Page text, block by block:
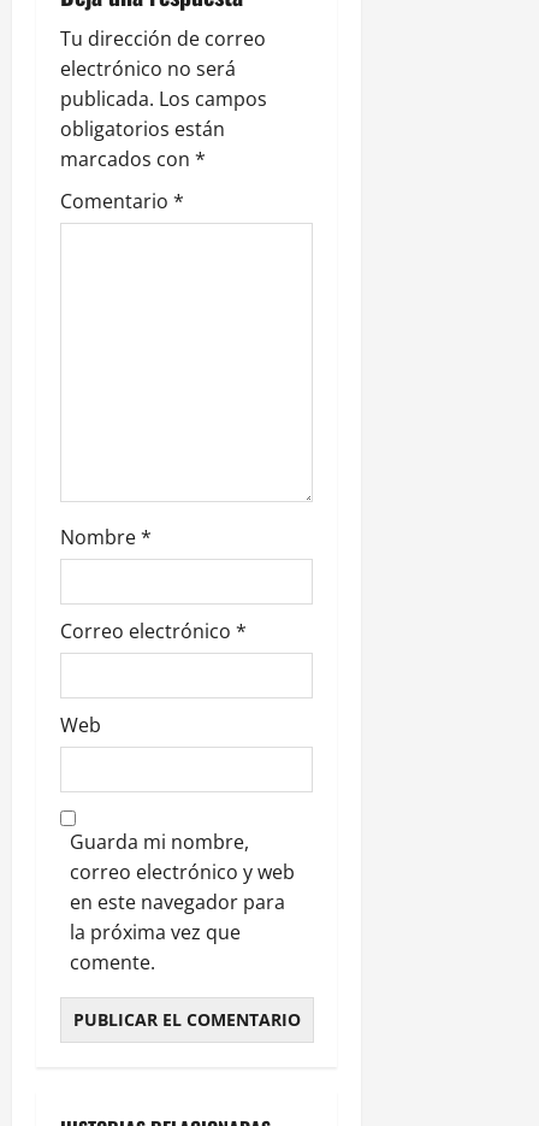
ó
n
d
e
d
a
s
Tu dirección de correo
electrónico no será
publicada. Los campos
obligatorios están
marcados con *
Comentario *
Nombre*
Correo electrónico *
Web
Guarda mi nombre,
correo electrónico y web
en este navegador para
la próxima vez que
comente.